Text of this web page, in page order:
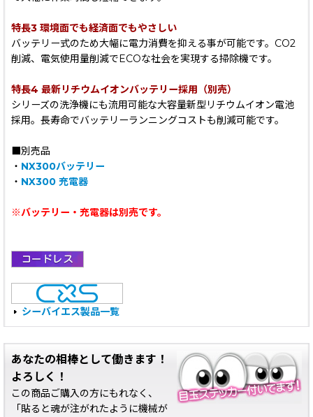
特長3 環境面でも経済面でもやさしい
バッテリー式のため大幅に電力消費を抑える事が可能です。CO2
削減、電気使用量削減でECOな社会を実現する掃除機です。
特長4 最新リチウムイオンバッテリー採用（別売）
シリーズの洗浄機にも流用可能な大容量新型リチウムイオン電池
採用。長寿命でバッテリーランニングコストも削減可能です。
■別売品
・ NX300バッテリー
・ NX300 充電器
※バッテリー・充電器は別売です。
シーバイエス製品一覧
あなたの相棒として働きます！
よろしく！
この商品ご購入の方にもれなく、
「貼ると魂が注がれたように機械が